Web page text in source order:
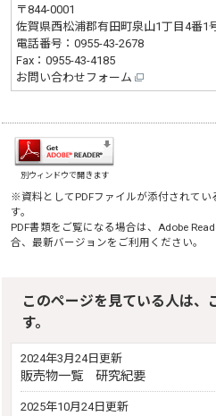
〒844-0001
佐賀県西松浦郡有田町泉山1丁目4番1
電話番号：0955-43-2678
Fax：0955-43-4185
お問い合わせフォーム
別ウィンドウで開きます
※資料としてPDFファイルが添付されてい
す。
PDF書類をご覧になる場合は、Adobe
合、最新バージョンをご利用ください。
このページを見ている人は、
す。
2024年3月24日更新
販売物一覧 研究紀要
2025年10月24日更新